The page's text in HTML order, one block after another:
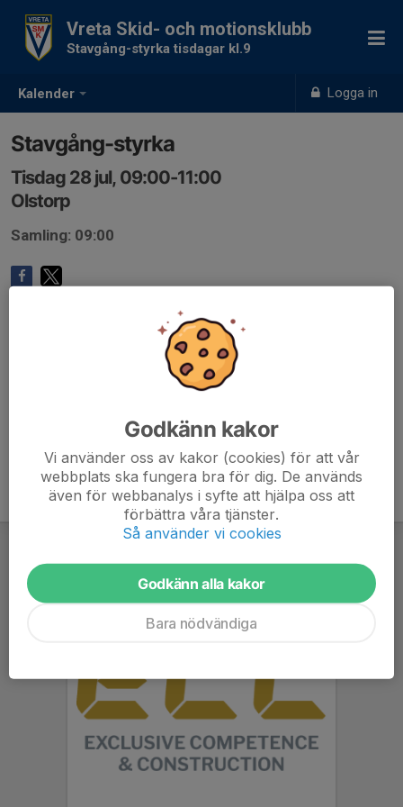
Kalender Logga in
Vreta Skid- och motionsklubb
Stavgång-styrka tisdagar kl.9
Stavgång-styrka
Tisdag 28 jul, 09:00-11:00
Olstorp
Samling: 09:00
Godkänn kakor
Vi använder oss av kakor (cookies) för att vår
webbplats ska fungera bra för dig. De används
även för webbanalys i syfte att hjälpa oss att
förbättra våra tjänster.
Så använder vi cookies
Godkänn alla kakor
Bara nödvändiga